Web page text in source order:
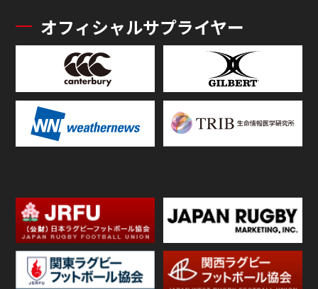
オフィシャルサプライヤー